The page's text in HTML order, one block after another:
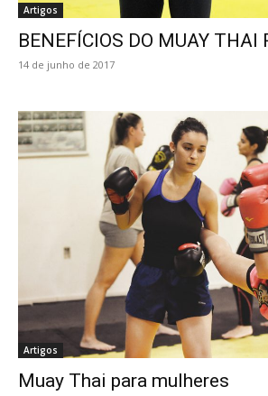
Artigos
BENEFÍCIOS DO MUAY THAI
14 de junho de 2017
Artigos
Muay Thai para mulheres